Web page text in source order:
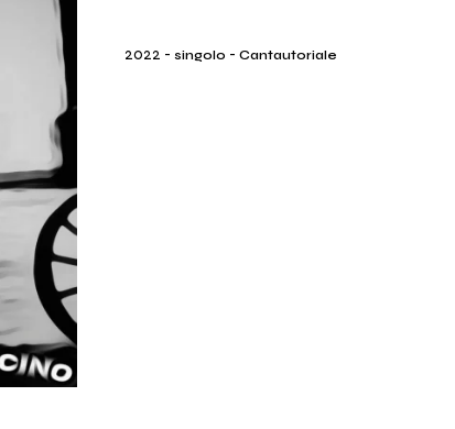
2022 -singolo -Cantautoriale